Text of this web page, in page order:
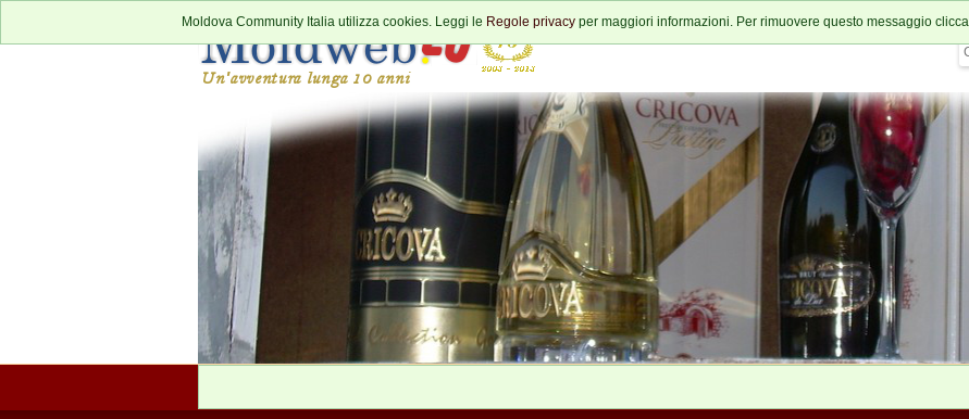
Moldova Community Italia utilizza cookies. Leggi le Regole privacy per maggiori informazioni. Per rimuovere questo messaggio